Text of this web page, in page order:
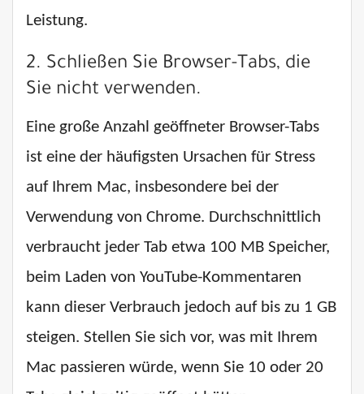
Leistung.
2. Schließen Sie Browser-Tabs, die
Sie nicht verwenden.
Eine große Anzahl geöffneter Browser-Tabs
ist eine der häufigsten Ursachen für Stress
auf Ihrem Mac, insbesondere bei der
Verwendung von Chrome. Durchschnittlich
verbraucht jeder Tab etwa 100 MB Speicher,
beim Laden von YouTube-Kommentaren
kann dieser Verbrauch jedoch auf bis zu 1 GB
steigen. Stellen Sie sich vor, was mit Ihrem
Mac passieren würde, wenn Sie 10 oder 20